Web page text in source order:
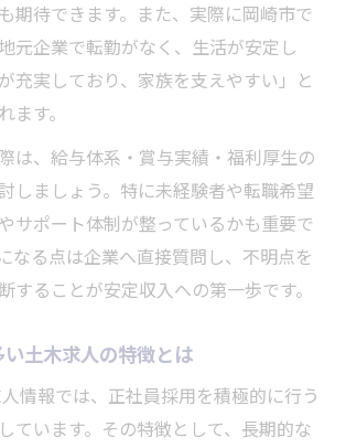
応募できる建設会社求人の確認法
で後悔しない求人比較の進め方
がしやすい建設会社求人の見極め
求人の採用条件を読み解くコツ
成長を感じる仕事の始め方
求人で土木現場デビューする方法
で成長を実感できる求人選びの極
を積める建設会社求人の魅力とは
場仕事に必要な基礎知識を解説
すなら知っておきたい条件
期待できます。また、実際に岡崎市で
元企業で転勤がなく、生活が安定し
充実しており、家族を支えやすい」と
ます。
は、給与体系・賞与実績・福利厚生の
しましょう。特に未経験者や転職希望
サポート体制が整っているかも重要で
なる点は企業へ直接質問し、不明点を
することが安定収入への第一歩です。
土木求人の特徴とは
情報では、正社員採用を積極的に行う
ています。その特徴として、長期的な